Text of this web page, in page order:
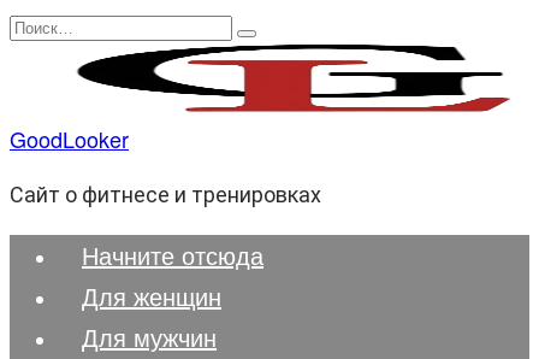
Перейти
содержанию
Search
GoodLooker
Сайт о фитнесе и тренировках
Начните отсюда
Для женщин
Для мужчин